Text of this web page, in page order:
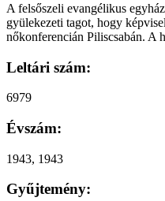
A felsőszeli evangélikus
gyülekezeti tagot, hogy
nőkonferencián Piliscsabán. A
Leltári szám:
6979
Évszám:
1943, 1943
Gyűjtemény: